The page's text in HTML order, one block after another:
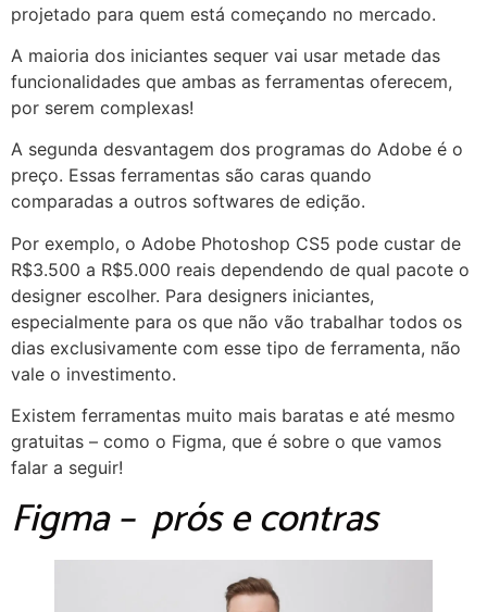
projetado para quem está começando no mercado.
A maioria dos iniciantes sequer vai usar metade das
funcionalidades que ambas as ferramentas oferecem,
por serem complexas!
A segunda desvantagem dos programas do Adobe é o
preço. Essas ferramentas são caras quando
comparadas a outros softwares de edição.
Por exemplo, o Adobe Photoshop CS5 pode custar de
R$3.500 a R$5.000 reais dependendo de qual pacote o
designer escolher. Para designers iniciantes,
especialmente para os que não vão trabalhar todos os
dias exclusivamente com esse tipo de ferramenta, não
vale o investimento.
Existem ferramentas muito mais baratas e até mesmo
gratuitas – como o Figma, que é sobre o que vamos
falar a seguir!
Figma – prós e contras